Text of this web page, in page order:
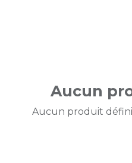
Aucun
Aucun produit